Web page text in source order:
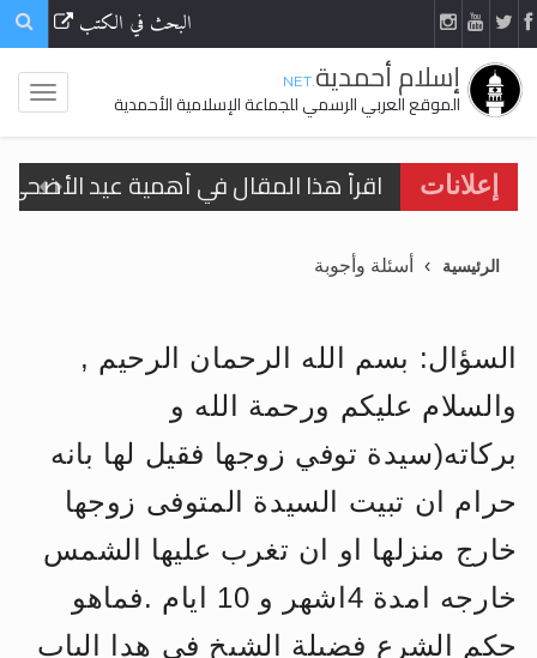
البحث في الكتب
إسلام أحمدية.NET
الموقع العربي الرسمي للجماعة الإسلامية الأحمدية
إعلانات
اقرأ هذا المقال في أهمية عيد
تعميم هامّ لأفراد الجماعة >> المزيد
تعميم هامّ لأفراد الجماعة >> المزيد
اقرأ هذا الكتاب وتعرّف على حقيقة
الحجّ.. دلالات، حِكم، وأهداف >> المزيد
اقرأ هذا المقال في أهمية عيد
الرئيسية أسئلة وأجوبة
السؤال: بسم الله الرحمان الرحيم ,
والسلام عليكم ورحمة الله و
بركاته(سيدة توفي زوجها فقيل لها بانه
حرام ان تبيت السيدة المتوفى زوجها
خارج منزلها او ان تغرب عليها الشمس
خارجه امدة 4اشهر و 10 ايام .فماهو
حكم الشرع فضيلة الشيخ في هدا الباب